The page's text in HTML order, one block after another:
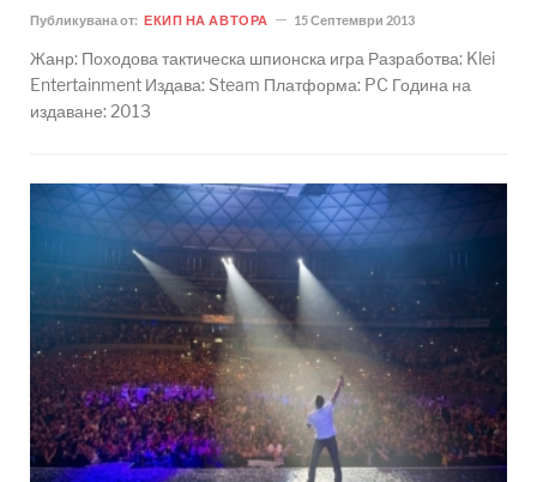
Публикувана от: ЕКИП НА АВТОРА 15 Септември 2013
Жанр: Походова тактическа шпионска игра Разработва: Klei
Entertainment Издава: Steam Платформа: PC Година на
издаване: 2013